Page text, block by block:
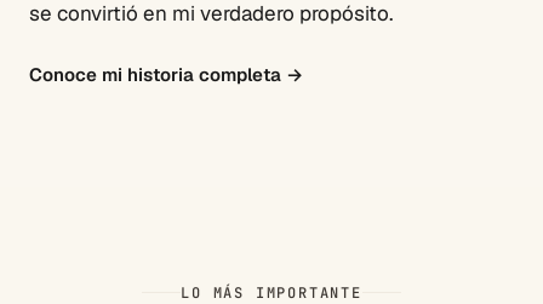
se convirtió en mi verdadero propósito.
Conoce mi historia completa →
LO MÁS IMPORTANTE